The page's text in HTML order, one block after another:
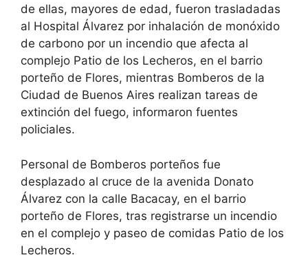
de ellas, mayores de edad, fueron trasladadas
al Hospital Álvarez por inhalación de monóxido
de carbono por un incendio que afecta al
complejo Patio de los Lecheros, en el barrio
porteño de Flores, mientras Bomberos de la
Ciudad de Buenos Aires realizan tareas de
extinción del fuego, informaron fuentes
policiales.
Personal de Bomberos porteños fue
desplazado al cruce de la avenida Donato
Álvarez con la calle Bacacay, en el barrio
porteño de Flores, tras registrarse un incendio
en el complejo y paseo de comidas Patio de los
Lecheros.